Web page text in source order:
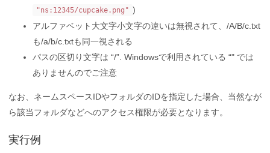
"ns:12345/cupcake.png" )
アルファベット大文字小文字の違いは無視されて、/A/B/c.txt
も/a/b/c.txtも同一視される
パスの区切り文字は “/”. Windowsで利用されている “" では
ありませんのでご注意
なお、ネームスペースIDやフォルダのIDを指定した場合、当然なが
ら該当フォルダなどへのアクセス権限が必要となります。
実行例